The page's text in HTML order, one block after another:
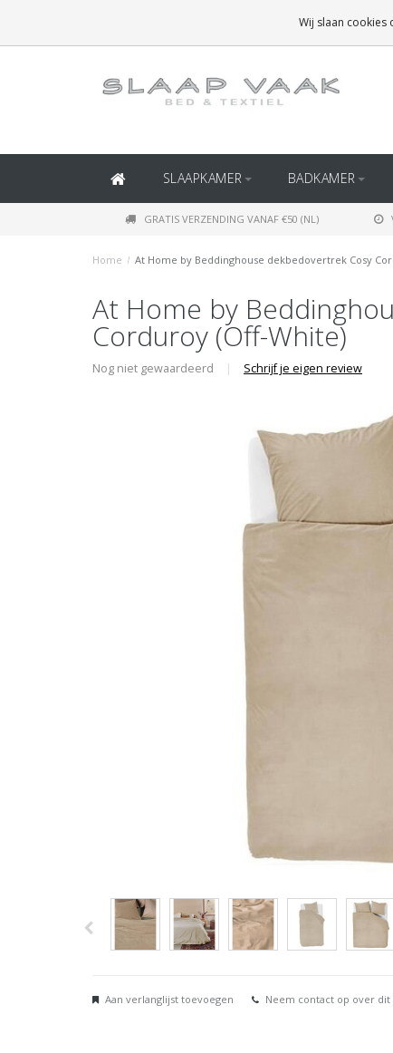
(BINNEN BELGIË)
SLAAPKAMER BADKAMER
GRATIS VERZENDING VANAF €50 (NL)
Home / At Home by Beddinghouse dekbedovertrek Cosy
At Home by
Corduroy (Off-White)
Nog niet gewaardeerd | Schrijf je eigen review
Aan verlanglijst toevoegen Neem contact op over
Wij slaan cookies